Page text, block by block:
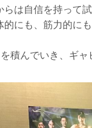
らは自信を持って
的にも、筋力的に
積んでいき、ギ